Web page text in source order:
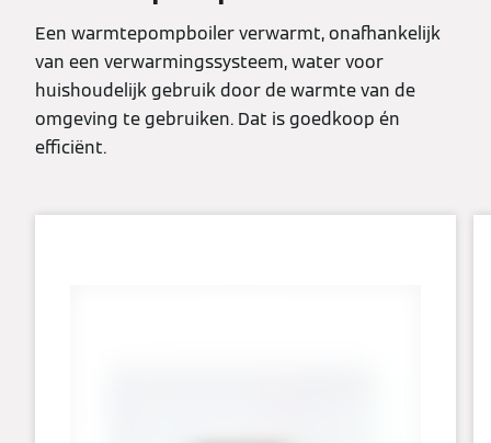
Een warmtepompboiler verwarmt, onafhankelijk
van een verwarmingssysteem, water voor
huishoudelijk gebruik door de warmte van de
omgeving te gebruiken. Dat is goedkoop én
efficiënt.